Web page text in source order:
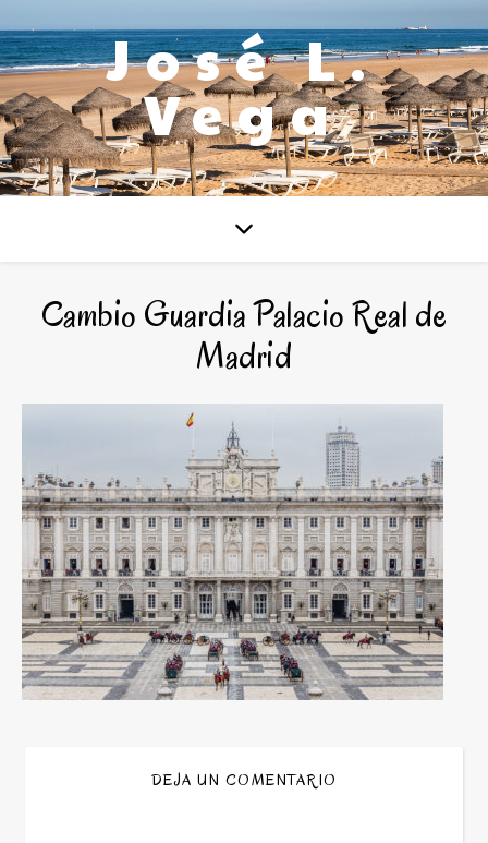
José L.
Vega
Cambio Guardia Palacio Real de
Madrid
DEJA UN COMENTARIO